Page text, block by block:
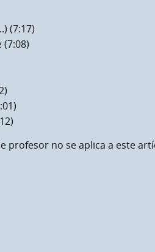
(7:17)
(7:08)
profesor no se aplica a este